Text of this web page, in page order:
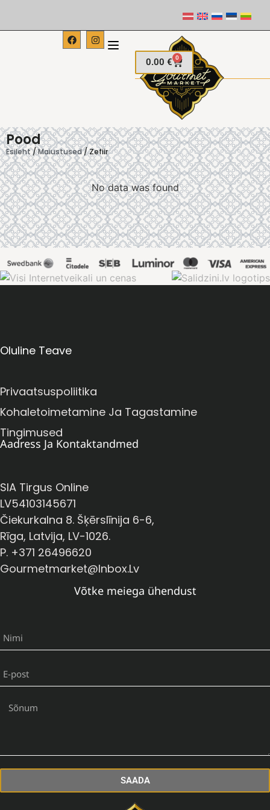
0.00 € 0
Pood
Esileht/Maiustused/ Zefiir
No data was found
Oluline Teave
Privaatsuspoliitika
Kohaletoimetamine Ja Tagastamine
Tingimused
Aadress Ja Kontaktandmed
SIA Tirgus Online
LV54103145671
Čiekurkalna 8. Šķērslīnija 6-6,
Rīga, Latvija, LV-1026.
P. +371 26496620
Gourmetmarket@inbox.lv
Võtke meiega ühendust
SAADA